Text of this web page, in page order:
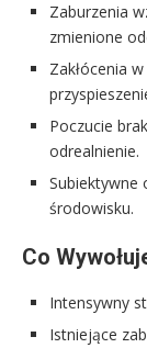
Zaburzenia
zmienione
Zakłócenia
Poczucie
odrealnienie.
Subiektywne
środowisku.
Co
Intensywny
Istniejące